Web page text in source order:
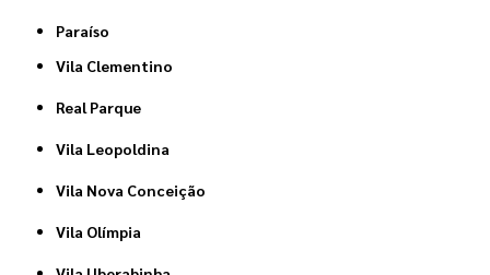
Paraíso
Vila Clementino
Real Parque
Vila Leopoldina
Vila Nova Conceição
Vila Olímpia